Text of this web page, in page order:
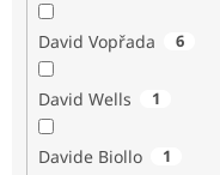
David Vopřada 6
David Wells 1
Davide Biollo 1